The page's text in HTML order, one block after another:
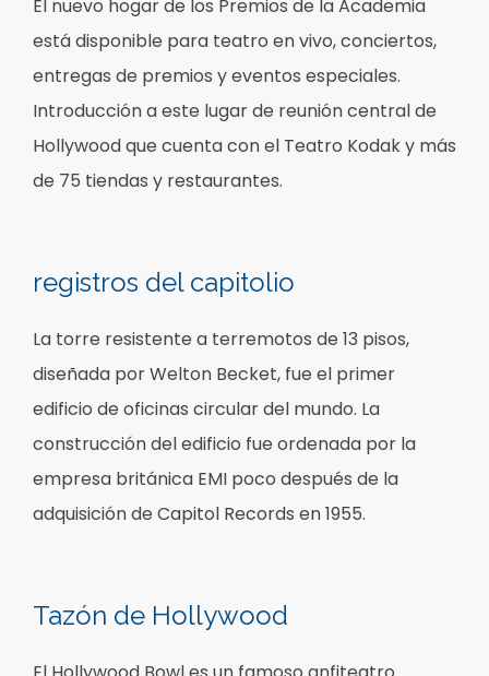
El nuevo hogar de los Premios de la Academia
está disponible para teatro en vivo, conciertos,
entregas de premios y eventos especiales.
Introducción a este lugar de reunión central de
Hollywood que cuenta con el Teatro Kodak y más
de 75 tiendas y restaurantes.
registros del capitolio
La torre resistente a terremotos de 13 pisos,
diseñada por Welton Becket, fue el primer
edificio de oficinas circular del mundo. La
construcción del edificio fue ordenada por la
empresa británica EMI poco después de la
adquisición de Capitol Records en 1955.
Tazón de Hollywood